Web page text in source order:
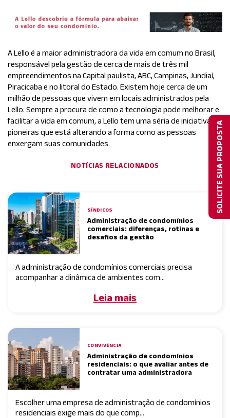
A Lello é a maior administradora da vida em comum no Brasil,
responsável pela gestão de cerca de mais de três mil
empreendimentos na Capital paulista, ABC, Campinas, Jundiaí,
Piracicaba e no litoral do Estado. Existem hoje cerca de um
milhão de pessoas que vivem em locais administrados pela
Lello. Sempre a procura de como a tecnologia pode melhorar e
facilitar a vida em comum, a Lello tem uma séria de iniciativas
pioneiras que está alterando a forma como as pessoas
enxergam suas comunidades.
NOTÍCIAS RELACIONADOS
SÍNDICOS
Administração de condomínios
comerciais: diferenças, rotinas e
desafios da gestão
A administração de condomínios comerciais precisa
acompanhar a dinâmica de ambientes com...
Leia mais
CONVIVÊNCIA
Administração de condomínios
residenciais: o que avaliar antes de
contratar uma administradora
Escolher uma empresa de administração de condomínios
residenciais exige mais do que comp...
SOLICITE SUA PROPOSTA